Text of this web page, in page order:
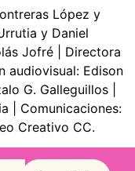
López y
y Daniel
Jofré | Directora
audiovisual: Edison
G. Galleguillos |
| Comunicaciones:
Creativo CC.